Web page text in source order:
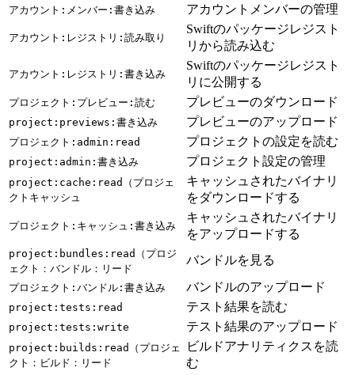
アカウント:メンバー:書き込み アカウントメンバーの管理
アカウント:レジストリ:読み取り
Swiftのパッケージレジスト
リから読み込む
アカウント:レジストリ:書き込み
Swiftのパッケージレジスト
リに公開する
プロジェクト:プレビュー:読む プレビューのダウンロード
project:previews:書き込み プレビューのアップロード
プロジェクト:admin:read プロジェクトの設定を読む
project:admin:書き込み プロジェクト設定の管理
project:cache:read（プロジェ
クトキャッシュ
キャッシュされたバイナリ
をダウンロードする
プロジェクト:キャッシュ:書き込み
キャッシュされたバイナリ
をアップロードする
project:bundles:read（プロジ
ェクト：バンドル：リード
バンドルを見る
プロジェクト:バンドル:書き込み バンドルのアップロード
project:tests:read テスト結果を読む
project:tests:write テスト結果のアップロード
project:builds:read（プロジェ
クト：ビルド：リード
ビルドアナリティクスを読
む